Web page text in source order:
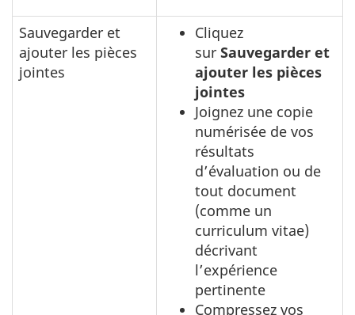
Sauvegarder et
ajouter les pièces
jointes
Cliquez
sur Sauvegarder et
ajouter les pièces
jointes
Joignez une copie
numérisée de vos
résultats
d’évaluation ou de
tout document
(comme un
curriculum vitae)
décrivant
l’expérience
pertinente
Compressez vos